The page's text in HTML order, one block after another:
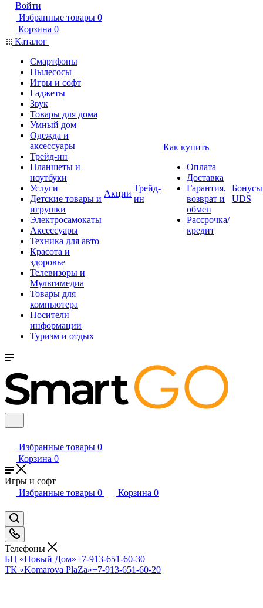
Войти
Избранные товары 0
Корзина 0
Каталог
Смартфоны
Пылесосы
Игры и софт
Гаджеты
Звук
Товары для дома
Умный дом
Одежда и
аксессуары
Трейд-ин
Планшеты и
ноутбуки
Услуги
Детские товары и
игрушки
Электросамокаты
Аксессуары
Техника для авто
Красота и
здоровье
Телевизоры и
Мультимедиа
Товары для
компьютера
Носители
информации
Туризм и отдых
Акции
Трейд-
ин
Как купить
Оплата
Доставка
Гарантия,
возврат и
обмен
Рассрочка/
кредит
Бонусы
UDS
Избранные товары 0
Корзина 0
Игры и софт
Избранные товары 0 Корзина 0
Телефоны
БЦ «Новый Дом»+7-913-651-60-30
ТК «Komarova PlaZa»+7-913-651-60-20